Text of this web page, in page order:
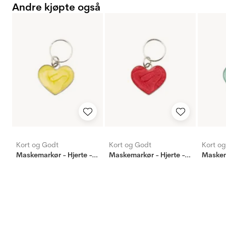
Andre kjøpte også
Kort og Godt
Maskemarkør - Hjerte - gul
Kort og Godt
Maskemarkør - Hjerte - rød
Kort